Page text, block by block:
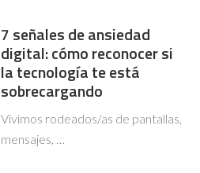
7 señales de ansiedad
digital: cómo reconocer si
la tecnología te está
sobrecargando
Vivimos rodeados/as de pantallas,
mensajes, …